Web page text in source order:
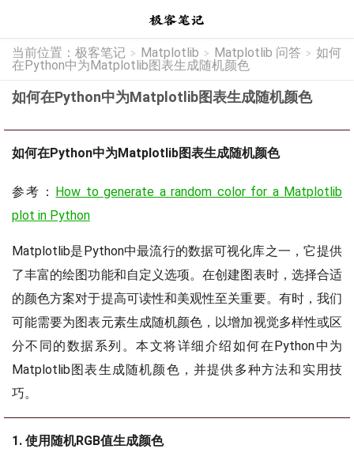
当前位置： 极客笔记 > Matplotlib > Matplotlib 问答 > 如何
在Python中为Matplotlib图表生成随机颜色
如何在Python中为Matplotlib图表生成随机颜色
如何在Python中为Matplotlib图表生成随机颜色
参考： How to generate a random color for a Matplotlib
plot in Python
Matplotlib是Python中最流行的数据可视化库之一，它提供
了丰富的绘图功能和自定义选项。在创建图表时，选择合适
的颜色方案对于提高可读性和美观性至关重要。有时，我们
可能需要为图表元素生成随机颜色，以增加视觉多样性或区
分不同的数据系列。本文将详细介绍如何在Python中为
Matplotlib图表生成随机颜色，并提供多种方法和实用技
巧。
1. 使用随机RGB值生成颜色